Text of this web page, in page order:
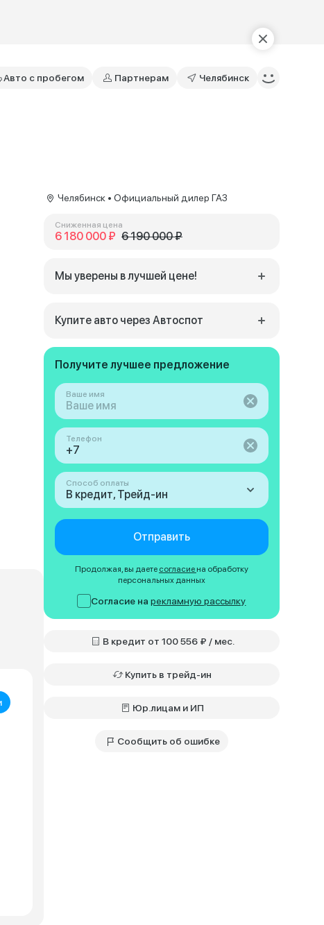
Авто с пробегом Партнерам Челябинск
Челябинск • Официальный дилер ГАЗ
Сниженная цена
6 180 000 ₽ 6 190 000 ₽
Мы уверены в лучшей цене!
Купите авто через Автоспот
Получите лучшее предложение
Ваше имя
Телефон
Способ оплаты
В кредит, Трейд-ин
Отправить
Продолжая, вы даете согласие на обработку
персональных данных
Согласие нарекламную рассылку
В кредит от 100 556 ₽ / мес.
Купить в трейд-ин
Юр.лицам и ИП
Сообщить об ошибке